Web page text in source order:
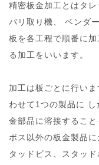
精密板金加工とはタレ
バリ取り機、 ベンダ
板を各工程で順番に
る加工をいいます。
加工は板ごとに行い
わせて1つの製品に
金部品に溶接すること
ボス以外の板金製品
タッドビス、スタッ